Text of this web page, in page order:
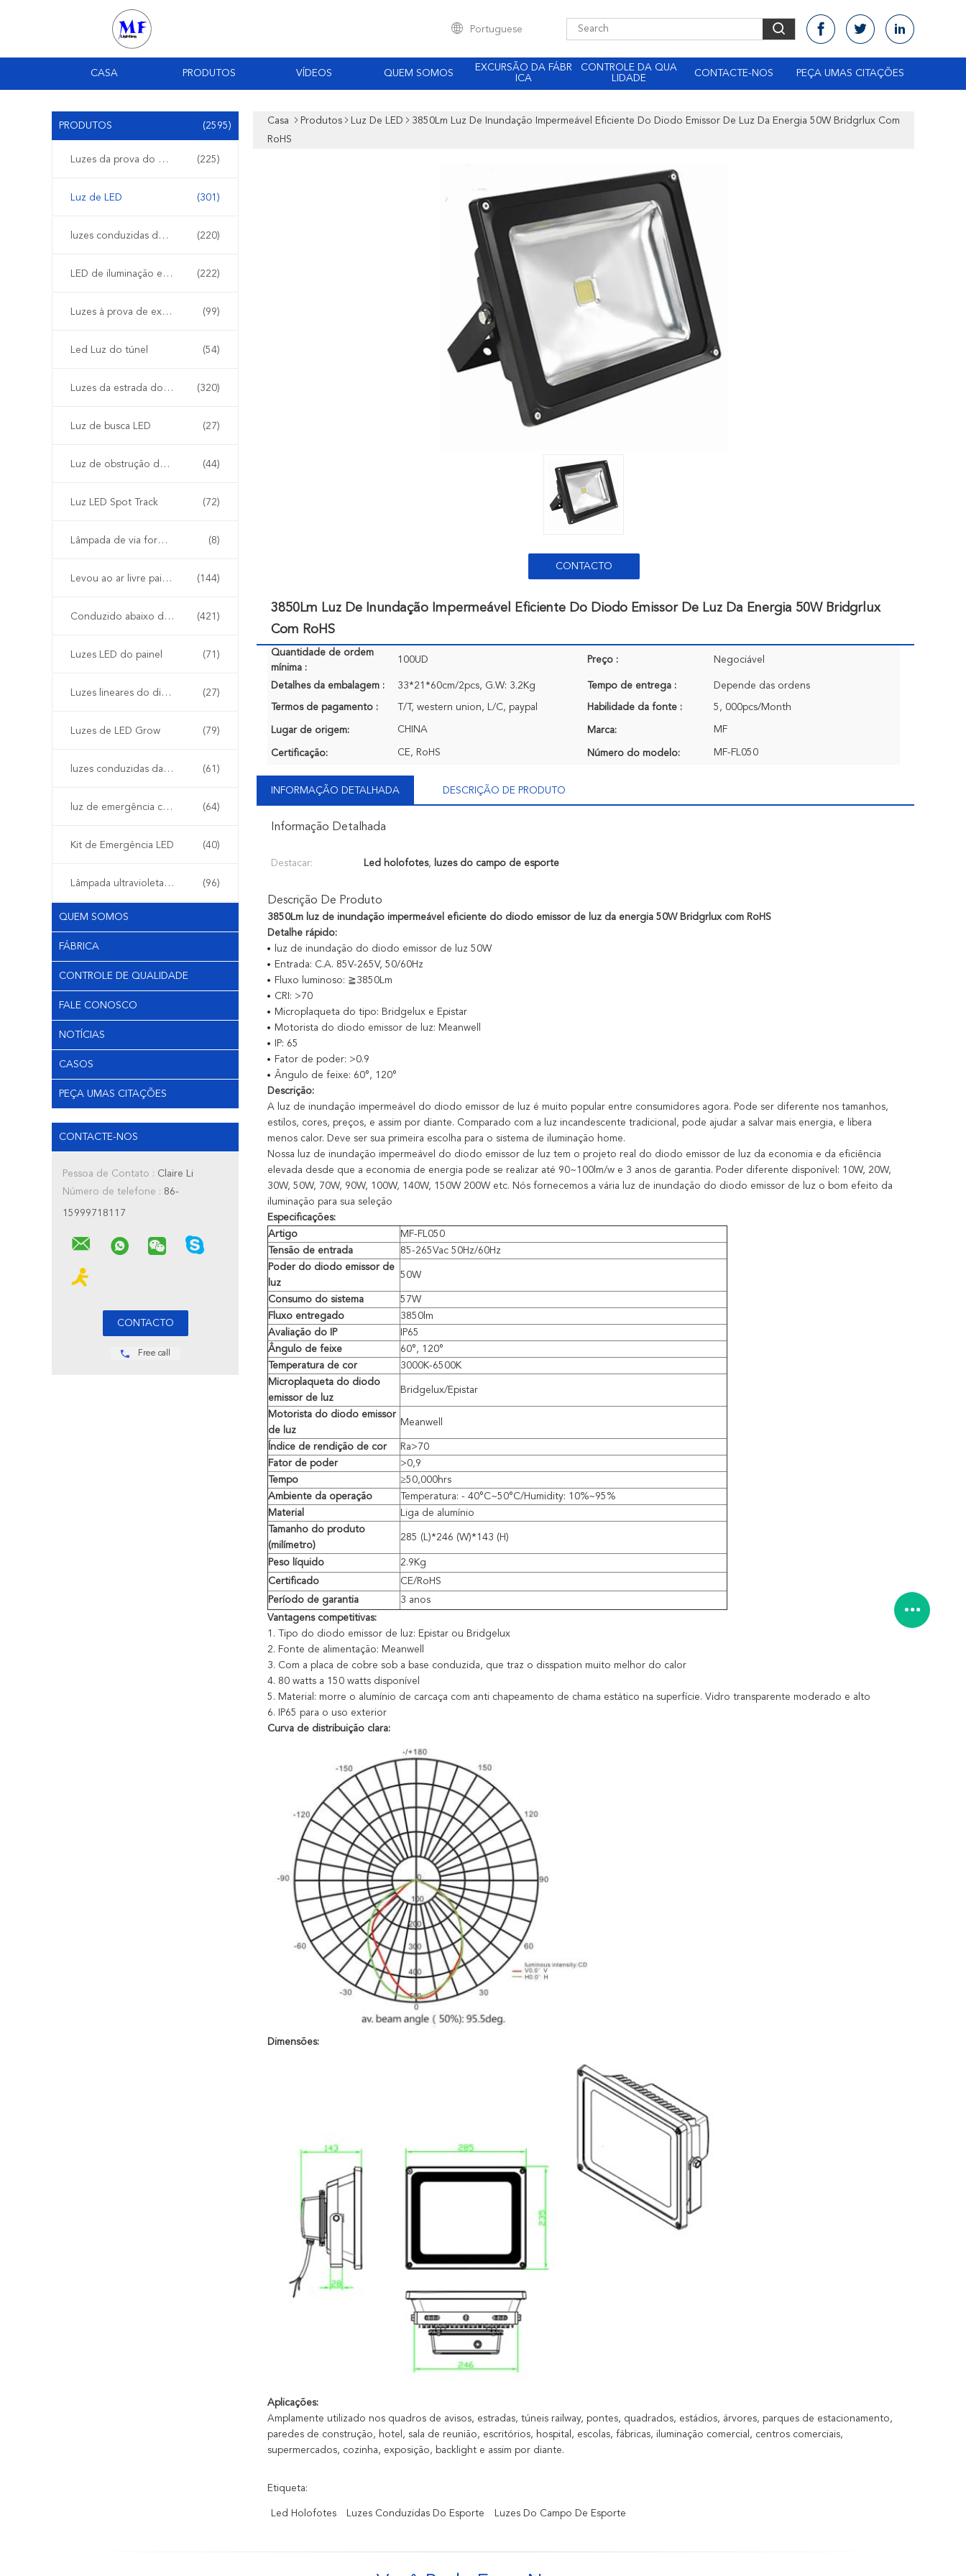
Portuguese
CASA PRODUTOS VÍDEOS QUEM SOMOS
EXCURSÃO DA FÁBR
ICA
CONTROLE DA QUA
LIDADE
CONTACTE-NOS PEÇA UMAS CITAÇÕES
PRODUTOS (2595)
Luzes da prova do diodo emissor de luz tri (225)
Luz de LED (301)
luzes conduzidas do estádio (220)
LED de iluminação elevada da baía (222)
Luzes à prova de explosões do diodo emissor de luz (99)
Led Luz do túnel (54)
Luzes da estrada do diodo emissor de luz (320)
Luz de busca LED (27)
Luz de obstrução da aviação do diodo emissor de luz (44)
Luz LED Spot Track (72)
Lâmpada de via formável (8)
Levou ao ar livre paisagem iluminação (144)
Conduzido abaixo da luz (421)
Luzes LED do painel (71)
Luzes lineares do diodo emissor de luz (27)
Luzes de LED Grow (79)
luzes conduzidas da fase (61)
luz de emergência conduzida (64)
Kit de Emergência LED (40)
Lâmpada ultravioleta LED (96)
QUEM SOMOS
FÁBRICA
CONTROLE DE QUALIDADE
FALE CONOSCO
NOTÍCIAS
CASOS
PEÇA UMAS CITAÇÕES
CONTACTE-NOS
Pessoa de Contato : Claire Li
Número de telefone : 86-
15999718117
Free call
Casa Produtos Luz De LED
3850Lm Luz De Inundação Impermeável Eficiente Do Diodo Emissor De Luz Da Energia 50W Bridgrlux Com
RoHS
CONTACTO
3850Lm Luz De Inundação Impermeável Eficiente Do Diodo Emissor De Luz Da Energia 50W Bridgrlux
Com RoHS
Quantidade de ordem
mínima :
100UD Preço : Negociável
Detalhes da embalagem : 33*21*60cm/2pcs, G.W: 3.2Kg Tempo de entrega : Depende das ordens
Termos de pagamento : T/T, western union, L/C, paypal Habilidade da fonte : 5, 000pcs/Month
Lugar de origem: CHINA Marca: MF
Certificação: CE, RoHS Número do modelo: MF-FL050
INFORMAÇÃO DETALHADA DESCRIÇÃO DE PRODUTO
Informação Detalhada
Destacar: Led holofotes, luzes do campo de esporte
Descrição De Produto
3850Lm luz de inundação impermeável eficiente do diodo emissor de luz da energia 50W Bridgrlux com RoHS
Detalhe rápido:
luz de inundação do diodo emissor de luz 50W
Entrada: C.A. 85V-265V, 50/60Hz
Fluxo luminoso: ≧3850Lm
CRI: >70
Microplaqueta do tipo: Bridgelux e Epistar
Motorista do diodo emissor de luz: Meanwell
IP: 65
Fator de poder: >0.9
Ângulo de feixe: 60°, 120°
Descrição:
A luz de inundação impermeável do diodo emissor de luz é muito popular entre consumidores agora. Pode ser diferente nos tamanhos,
estilos, cores, preços, e assim por diante. Comparado com a luz incandescente tradicional, pode ajudar a salvar mais energia, e libera
menos calor. Deve ser sua primeira escolha para o sistema de iluminação home.
Nossa luz de inundação impermeável do diodo emissor de luz tem o projeto real do diodo emissor de luz da economia e da eficiência
elevada desde que a economia de energia pode se realizar até 90~100lm/w e 3 anos de garantia. Poder diferente disponível: 10W, 20W,
30W, 50W, 70W, 90W, 100W, 140W, 150W 200W etc. Nós fornecemos a vária luz de inundação do diodo emissor de luz o bom efeito da
iluminação para sua seleção
Especificações:
Artigo
MF-FL050
Tensão de entrada
85-265Vac 50Hz/60Hz
Poder do diodo emissor de
luz
50W
Consumo do sistema
57W
Fluxo entregado
3850lm
Avaliação do IP
IP65
Ângulo de feixe
60°, 120°
Temperatura de cor
3000K-6500K
Microplaqueta do diodo
emissor de luz
Bridgelux/Epistar
Motorista do diodo emissor
de luz
Meanwell
Índice de rendição de cor
Ra>70
Fator de poder
>0,9
Tempo
≥50,000hrs
Ambiente da operação
Temperatura: - 40°C~50°C/Humidity: 10%~95%
Material
Liga de alumínio
Tamanho do produto
(milímetro)
285 (L)*246 (W)*143 (H)
Peso líquido
2.9Kg
Certificado
CE/RoHS
Período de garantia
3 anos
Vantagens competitivas:
1.
Tipo do diodo emissor de luz: Epistar ou Bridgelux
2. Fonte de alimentação: Meanwell
3. Com a placa de cobre sob a base conduzida, que traz o disspation muito melhor do calor
4. 80 watts a 150 watts disponível
5. Material: morre o alumínio de carcaça com anti chapeamento de chama estático na superfície. Vidro transparente moderado e alto
6.
IP65 para o uso exterior
Curva de distribuição clara:
Dimensões:
Aplicações:
Amplamente utilizado nos quadros de avisos, estradas, túneis railway, pontes, quadrados, estádios, árvores, parques de estacionamento,
paredes de construção, hotel, sala de reunião, escritórios, hospital, escolas, fábricas, iluminação comercial, centros comerciais,
supermercados, cozinha, exposição, backlight e assim por diante.
Etiqueta:
Led Holofotes Luzes Conduzidas Do Esporte Luzes Do Campo De Esporte